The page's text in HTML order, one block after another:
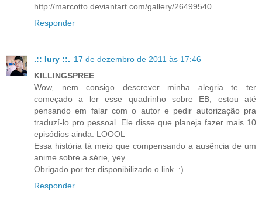
http://marcotto.deviantart.com/gallery/26499540
Responder
.:: Iury ::. 17 de dezembro de 2011 às 17:46
KILLINGSPREE
Wow, nem consigo descrever minha alegria te ter
começado a ler esse quadrinho sobre EB, estou até
pensando em falar com o autor e pedir autorização pra
traduzí-lo pro pessoal. Ele disse que planeja fazer mais 10
episódios ainda. LOOOL
Essa história tá meio que compensando a ausência de um
anime sobre a série, yey.
Obrigado por ter disponibilizado o link. :)
Responder